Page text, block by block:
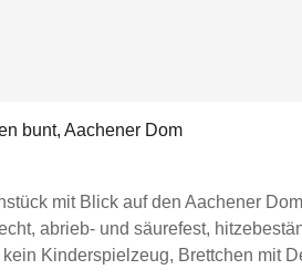
bunt, Aachener Dom
mit Blick auf den Aachener
abrieb- und säurefest,
Kinderspielzeug, Brettchen mit